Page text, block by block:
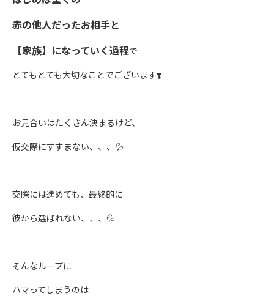
赤の他人だったお相手と
【家族】になっていく過程で
とてもとても大切なことでございます❣️
お見合いはたくさん決まるけど、
仮交際にすすまない、、、💦
交際には進めても、最終的に
彼から選ばれない、、、💦
そんなループに
ハマってしまうのは